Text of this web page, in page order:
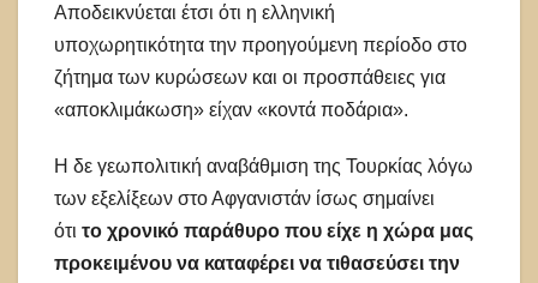
Αποδεικνύεται έτσι ότι η ελληνική
υποχωρητικότητα την προηγούμενη περίοδο στο
ζήτημα των κυρώσεων και οι προσπάθειες για
«αποκλιμάκωση» είχαν «κοντά ποδάρια».
Η δε γεωπολιτική αναβάθμιση της Τουρκίας λόγω
των εξελίξεων στο Αφγανιστάν ίσως σημαίνει
ότι το χρονικό παράθυρο που είχε η χώρα μας
προκειμένου να καταφέρει να τιθασεύσει την